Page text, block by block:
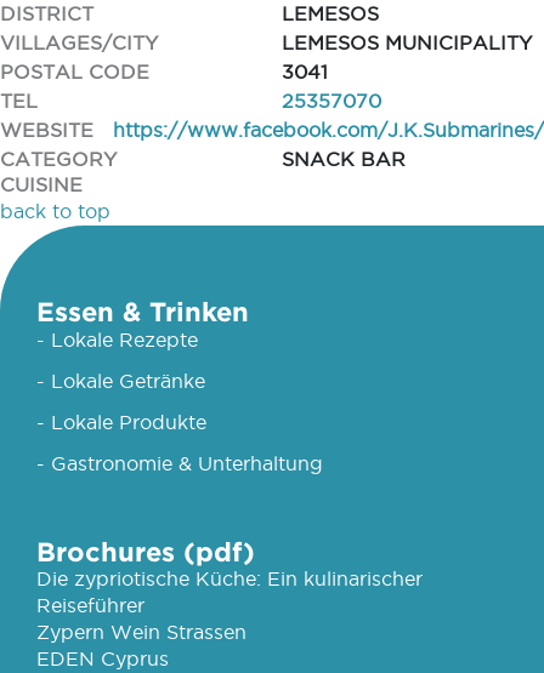
DISTRICT
LEMESOS
VILLAGES/CITY
LEMESOS MUNICIPALITY
POSTAL CODE
3041
TEL
25357070
WEBSITE
https://www.facebook.com/J.K.Submarines/
CATEGORY
SNACK BAR
CUISINE
back to top
Essen & Trinken
- Lokale Rezepte
- Lokale Getränke
- Lokale Produkte
- Gastronomie & Unterhaltung
Brochures (pdf)
Die zypriotische Küche: Ein kulinarischer
Reiseführer
Zypern Wein Strassen
EDEN Cyprus